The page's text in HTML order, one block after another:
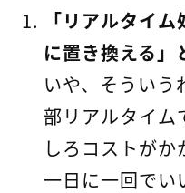
「リアルタイ
に置き換える」
いや、そういう
部リアルタイム
しろコストがか
一日に一回でい